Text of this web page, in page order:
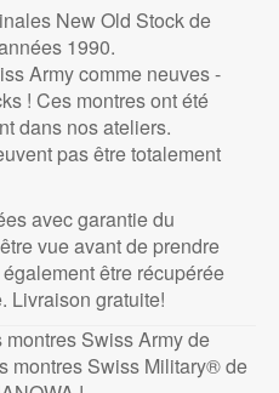
New Old Stock de
1990.
Army comme neuves -
! Ces montres ont été
dans nos ateliers.
pas être totalement
avec garantie du
vue avant de prendre
être récupérée
Livraison gratuite!
Swiss Army de
montres Swiss Military® de